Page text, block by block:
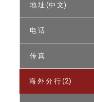
地 址 (中 文)
电 话
传 真
海 外 分 行 (2)